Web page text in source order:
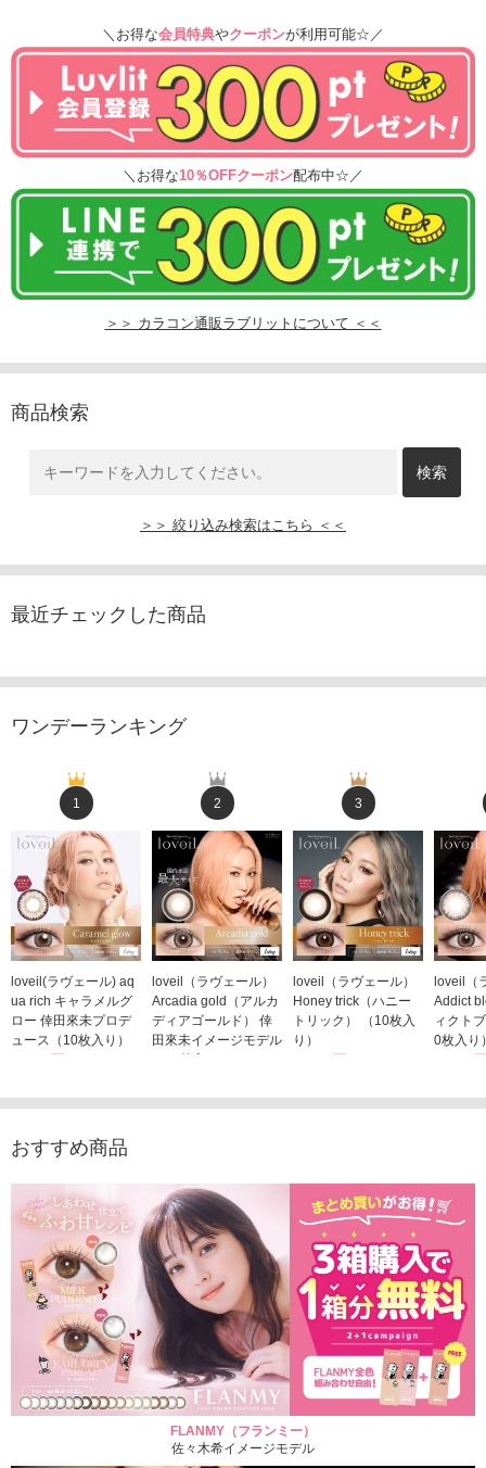
＼お得な会員特典やクーポンが利用可能☆／
＼お得な10％OFFクーポン配布中☆／
＞＞ カラコン通販ラブリットについて ＜＜
商品検索
＞＞ 絞り込み検索はこちら ＜＜
最近チェックした商品
ワンデーランキング
1
loveil(ラヴェール) aq
ua rich キャラメルグ
ロー 倖田來未プロデ
ュース（10枚入り）
2
loveil（ラヴェール）
Arcadia gold（アルカ
ディアゴールド） 倖
田來未イメージモデル
（10枚入り）
3
loveil（ラヴェール）
Honey trick（ハニー
トリック） （10枚入
り）
loveil（
Addict
ィクト
0枚入り
おすすめ商品
FLANMY（フランミー）
佐々木希イメージモデル